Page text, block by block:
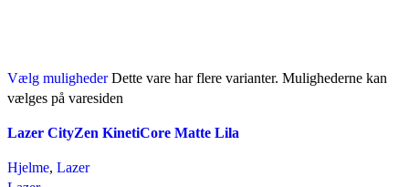
Vælg muligheder Dette vare har flere varianter. Mulighederne kan
vælges på varesiden
Lazer CityZen KinetiCore Matte Lila
Hjelme, Lazer